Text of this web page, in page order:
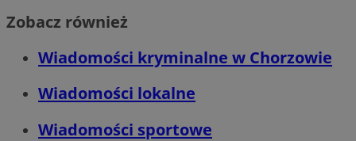
Zobacz również
Wiadomości kryminalne w Chorzowie
Wiadomości lokalne
Wiadomości sportowe